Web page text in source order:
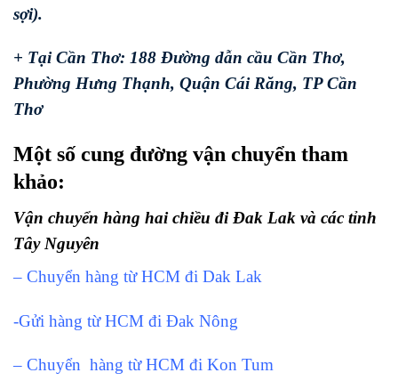
sợi).
+ Tại Cần Thơ: 188 Đường dẫn cầu Cần Thơ,
Phường Hưng Thạnh, Quận Cái Răng, TP Cần
Thơ
Một số cung đường vận chuyển tham
khảo:
Vận chuyển hàng hai chiều đi Đak Lak và các tỉnh
Tây Nguyên
– Chuyển hàng từ HCM đi Dak Lak
-Gửi hàng từ HCM đi Đak Nông
– Chuyển hàng từ HCM đi Kon Tum